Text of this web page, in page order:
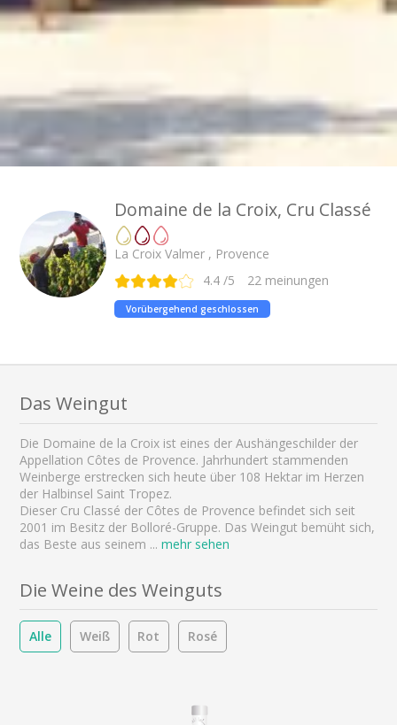
Pressoria
Emile Beyer
Alle Übernachtungen im Weingut
Domaine de la Croix, Cru Classé
La Croix Valmer , Provence
4.4 /5 22 meinungen
Vorübergehend geschlossen
Das Weingut
Die Domaine de la Croix ist eines der Aushängeschilder der
Appellation Côtes de Provence. Jahrhundert stammenden
Weinberge erstrecken sich heute über 108 Hektar im Herzen
der Halbinsel Saint Tropez.
Dieser Cru Classé der Côtes de Provence befindet sich seit
2001 im Besitz der Bolloré-Gruppe. Das Weingut bemüht sich,
das Beste aus seinem ... mehr sehen
Die Weine des Weinguts
Alle Weiß Rot Rosé